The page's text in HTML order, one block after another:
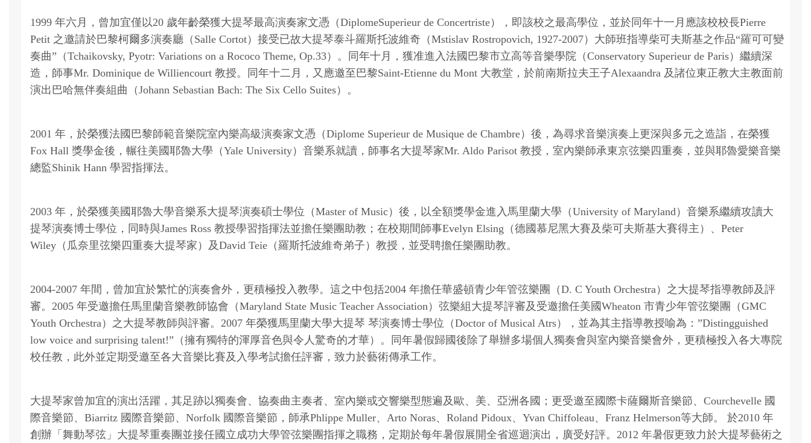
1999 年六月，曾加宜僅以20 歲年齡榮獲大提琴最高演奏家文憑（DiplomeSuperieur de Concertriste），即該校之最高學位，並於同年十一月應該校校長Pierre
Petit 之邀請於巴黎柯爾多演奏廳（Salle Cortot）接受已故大提琴泰斗羅斯托波維奇（Mstislav Rostropovich, 1927-2007）大師班指導柴可夫斯基之作品“羅可可變
奏曲”（Tchaikovsky, Pyotr: Variations on a Rococo Theme, Op.33）。同年十月，獲准進入法國巴黎市立高等音樂學院（Conservatory Superieur de Paris）繼續深
造，師事Mr. Dominique de Williencourt 教授。同年十二月，又應邀至巴黎Saint-Etienne du Mont 大教堂，於前南斯拉夫王子Alexaandra 及諸位東正教大主教面前
演出巴哈無伴奏組曲（Johann Sebastian Bach: The Six Cello Suites）。
2001 年，於榮獲法國巴黎師範音樂院室內樂高級演奏家文憑（Diplome Superieur de Musique de Chambre）後，為尋求音樂演奏上更深與多元之造詣，在榮獲
Fox Hall 獎學金後，輾往美國耶魯大學（Yale University）音樂系就讀，師事名大提琴家Mr. Aldo Parisot 教授，室內樂師承東京弦樂四重奏，並與耶魯愛樂音樂
總監Shinik Hann 學習指揮法。
2003 年，於榮獲美國耶魯大學音樂系大提琴演奏碩士學位（Master of Music）後，以全額獎學金進入馬里蘭大學（University of Maryland）音樂系繼續攻讀大
提琴演奏博士學位，同時與James Ross 教授學習指揮法並擔任樂團助教；在校期間師事Evelyn Elsing（德國慕尼黑大賽及柴可夫斯基大賽得主）、Peter
Wiley（瓜奈里弦樂四重奏大提琴家）及David Teie（羅斯托波維奇弟子）教授，並受聘擔任樂團助教。
2004-2007 年間，曾加宜於繁忙的演奏會外，更積極投入教學。這之中包括2004 年擔任華盛頓青少年管弦樂團（D. C Youth Orchestra）之大提琴指導教師及評
審。2005 年受邀擔任馬里蘭音樂教師協會（Maryland State Music Teacher Association）弦樂組大提琴評審及受邀擔任美國Wheaton 市青少年管弦樂團（GMC
Youth Orchestra）之大提琴教師與評審。2007 年榮獲馬里蘭大學大提琴 琴演奏博士學位（Doctor of Musical Atrs），並為其主指導教授喻為：”Distingguished
low voice and surprising talent!”（擁有獨特的渾厚音色與令人驚奇的才華）。同年暑假歸國後除了舉辦多場個人獨奏會與室內樂音樂會外，更積極投入各大專院
校任教，此外並定期受邀至各大音樂比賽及入學考試擔任評審，致力於藝術傳承工作。
大提琴家曾加宜的演出活躍，其足跡以獨奏會、協奏曲主奏者、室內樂或交響樂型態遍及歐、美、亞洲各國；更受邀至國際卡薩爾斯音樂節、Courchevelle 國
際音樂節、Biarritz 國際音樂節、Norfolk 國際音樂節，師承Phlippe Muller、Arto Noras、Roland Pidoux、Yvan Chiffoleau、Franz Helmerson等大師。 於2010 年
創辦「舞動琴弦」大提琴重奏團並接任國立成功大學管弦樂團指揮之職務，定期於每年暑假展開全省巡迴演出，廣受好評。2012 年暑假更致力於大提琴藝術之